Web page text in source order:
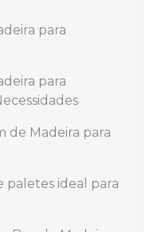
para
para
de Madeira para
paletes ideal para